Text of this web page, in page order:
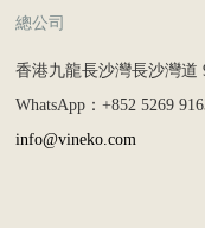
總公司
香港九龍長沙灣長沙灣道
WhatsApp：+852 5269
info@vineko.com